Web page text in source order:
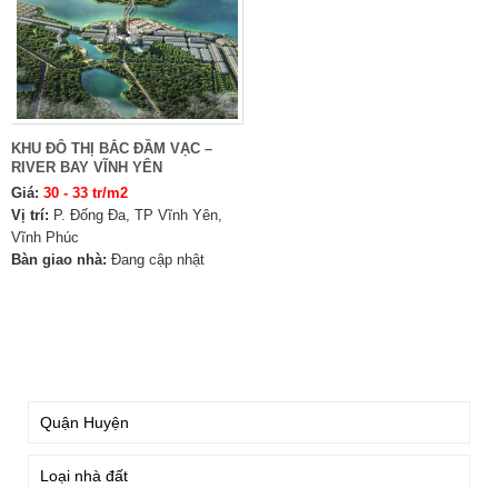
KHU ĐÔ THỊ BẮC ĐẦM VẠC –
RIVER BAY VĨNH YÊN
Giá: 30 - 33 tr/m2
Vị trí: P. Đống Đa, TP Vĩnh Yên,
Vĩnh Phúc
Bàn giao nhà: Đang cập nhật